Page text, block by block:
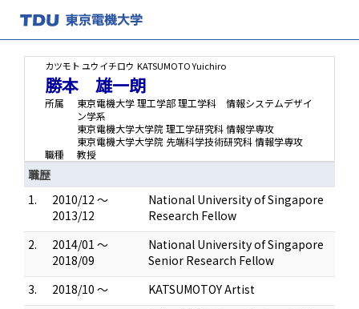
カツモト ユウイチロウ KATSUMOTO Yuichiro
勝本 雄一朗
所属
東京電機大学 理工学部 理工学科 情報システムデザイ
ン学系
東京電機大学大学院 理工学研究科 情報学専攻
東京電機大学大学院 先端科学技術研究科 情報学専攻
職種
教授
職歴
1.
2010/12 ～
2013/12
National University of Singapore
Research Fellow
2.
2014/01 ～
2018/09
National University of Singapore
Senior Research Fellow
3.
2018/10 ～
KATSUMOTOY Artist